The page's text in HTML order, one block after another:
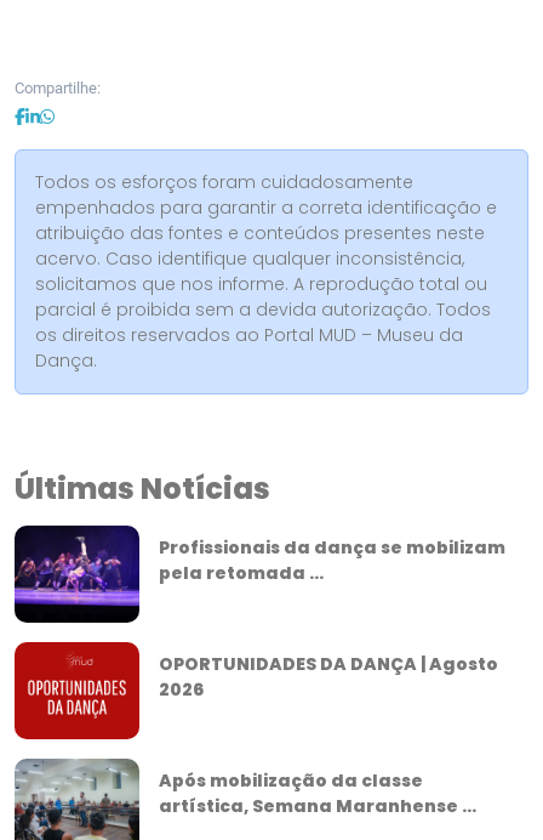
Compartilhe:
Todos os esforços foram cuidadosamente
empenhados para garantir a correta identificação e
atribuição das fontes e conteúdos presentes neste
acervo. Caso identifique qualquer inconsistência,
solicitamos que nos informe. A reprodução total ou
parcial é proibida sem a devida autorização. Todos
os direitos reservados ao Portal MUD – Museu da
Dança.
Últimas Notícias
Profissionais da dança se mobilizam
pela retomada ...
OPORTUNIDADES DA DANÇA | Agosto
2026
Após mobilização da classe
artística, Semana Maranhense ...